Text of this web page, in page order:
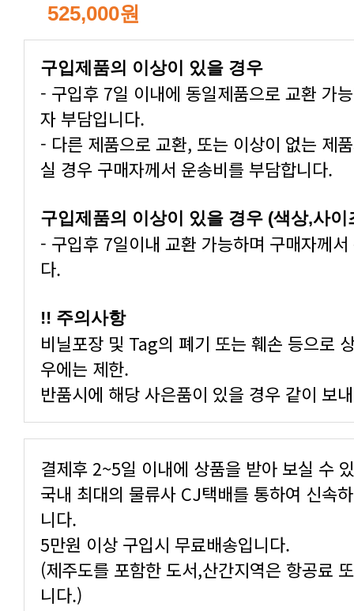
525,000원
구입제품의 이상이 있을 경우
자 부담입니다.
실 경우 구매자께서 운송비를 부담합니다.
구입제품의 이상이 있을 경우 (색상,사
다.
!! 주의사항
우에는 제한.
반품시에 해당 사은품이 있을 경우 같이 보
결제후 2~5일 이내에 상품을 받아 보실 수
니다.
5만원 이상 구입시 무료배송입니다.
니다.)